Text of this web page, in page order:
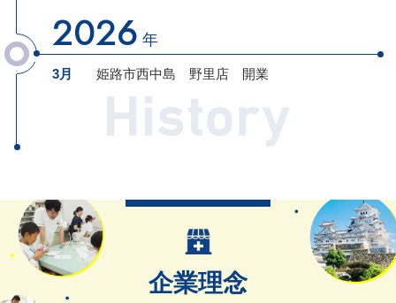
2026 年
3月 姫路市西中島 野里店 開業
企業理念